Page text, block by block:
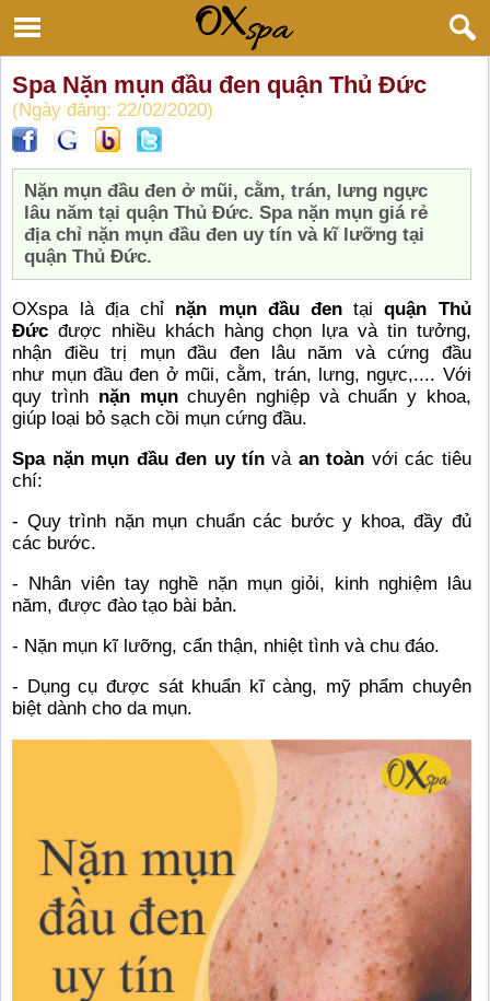
Spa Nặn mụn đầu đen quận Thủ Đức
(Ngày đăng: 22/02/2020)
Nặn mụn đầu đen ở mũi, cằm, trán, lưng ngực
lâu năm tại quận Thủ Đức. Spa nặn mụn giá rẻ
địa chỉ nặn mụn đầu đen uy tín và kĩ lưỡng tại
quận Thủ Đức.
OXspa là địa chỉ nặn mụn đầu đentại quận Thủ
Đức được nhiều khách hàng chọn lựa và tin tưởng,
nhận điều trị mụn đầu đen lâu năm và cứng đầu
như mụn đầu đen ở mũi, cằm, trán, lưng, ngực,.... Với
quy trình nặn mụnchuyên nghiệp và chuẩn y khoa,
giúp loại bỏ sạch cồi mụn cứng đầu.
Spa nặn mụn đầu đen uy tínvàan toàn với các tiêu
chí:
- Quy trình nặn mụn chuẩn các bước y khoa, đầy đủ
các bước.
- Nhân viên tay nghề nặn mụn giỏi, kinh nghiệm lâu
năm, được đào tạo bài bản.
- Nặn mụn kĩ lưỡng, cẩn thận, nhiệt tình và chu đáo.
- Dụng cụ được sát khuẩn kĩ càng, mỹ phẩm chuyên
biệt dành cho da mụn.